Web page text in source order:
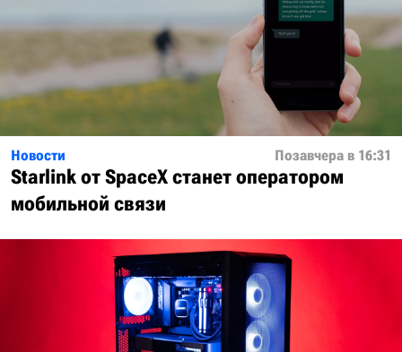
Новости Позавчера в 16:31
Starlink от SpaceX станет оператором
мобильной связи